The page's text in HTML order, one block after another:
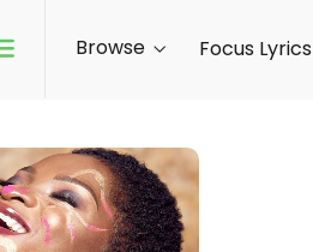
Browse Focus Lyrics